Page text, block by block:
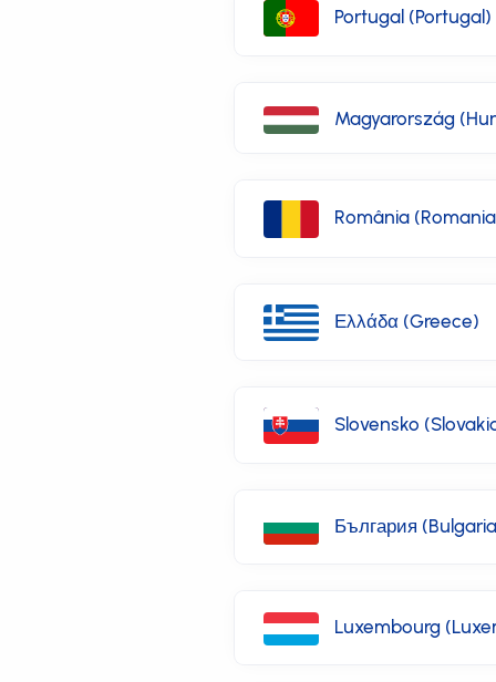
Portugal (Portugal)
Magyarország
România
Ελλάδα (Greece)
Slovensko
България
Luxembourg